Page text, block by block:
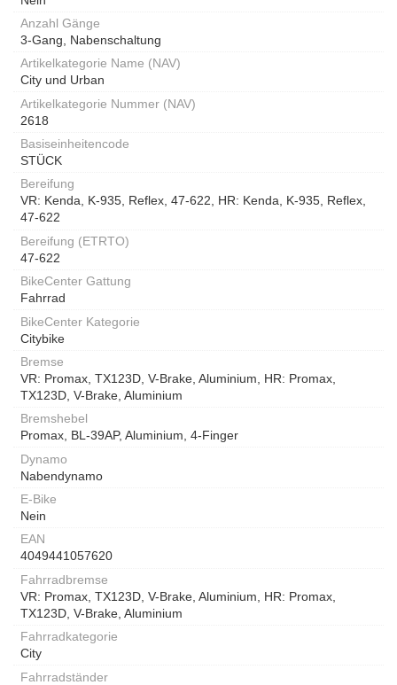
Anzahl Gänge
3-Gang, Nabenschaltung
Artikelkategorie Name (NAV)
City und Urban
Artikelkategorie Nummer (NAV)
2618
Basiseinheitencode
STÜCK
Bereifung
VR: Kenda, K-935, Reflex, 47-622, HR: Kenda, K-935, Reflex,
47-622
Bereifung (ETRTO)
47-622
BikeCenter Gattung
Fahrrad
BikeCenter Kategorie
Citybike
Bremse
VR: Promax, TX123D, V-Brake, Aluminium, HR: Promax,
TX123D, V-Brake, Aluminium
Bremshebel
Promax, BL-39AP, Aluminium, 4-Finger
Dynamo
Nabendynamo
E-Bike
Nein
EAN
4049441057620
Fahrradbremse
VR: Promax, TX123D, V-Brake, Aluminium, HR: Promax,
TX123D, V-Brake, Aluminium
Fahrradkategorie
City
Fahrradständer